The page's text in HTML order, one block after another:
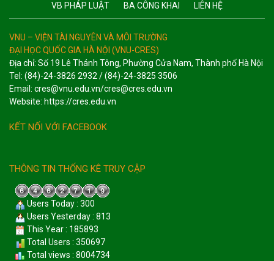
VB PHÁP LUẬT
BA CÔNG KHAI LIÊN HỆ
VNU – VIỆN TÀI NGUYÊN VÀ MÔI TRƯỜNG
ĐẠI HỌC QUỐC GIA HÀ NỘI (VNU-CRES)
Địa chỉ: Số 19 Lê Thánh Tông, Phường Cửa Nam, Thành phố Hà Nội
Tel: (84)-24-3826 2932 / (84)-24-3825 3506
Email: cres@vnu.edu.vn/cres@cres.edu.vn
Website: https://cres.edu.vn
KẾT NỐI VỚI FACEBOOK
THÔNG TIN THỐNG KÊ TRUY CẬP
Users Today : 300
Users Yesterday : 813
This Year : 185893
Total Users : 350697
Total views : 8004734